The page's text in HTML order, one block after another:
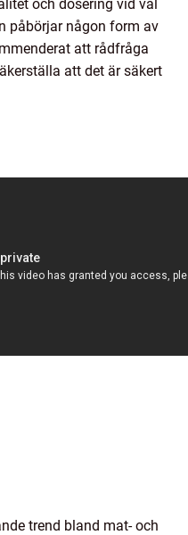
och dosering vid val
påbörjar någon form av
att rådfråga
att det är säkert
trend bland mat- och